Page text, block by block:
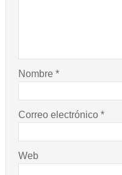
Nombre *
Correo electrónico *
Web